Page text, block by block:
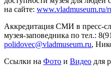
на сайте: www.vladmuseum.ru/
Аккредитация СМИ в пресс-
музея-заповедника по тел.:
polidovec@vladmuseum.ru,
Ссылки на Фото и Видео для